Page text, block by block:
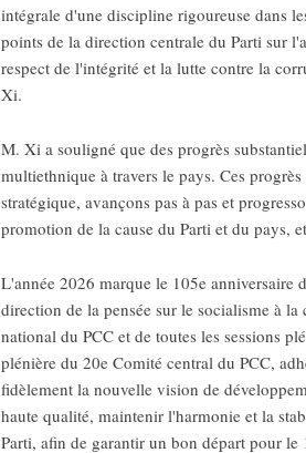
intégrale d'une discipline rigoureuse dans
points de la direction centrale du Parti sur
respect de l'intégrité et la lutte contre la
Xi.
M. Xi a souligné que des progrès
multiethnique à travers le pays. Ces
stratégique, avançons pas à pas et
promotion de la cause du Parti et du pays,
L'année 2026 marque le 105e anniversaire
direction de la pensée sur le socialisme à
national du PCC et de toutes les sessions
plénière du 20e Comité central du PCC,
fidèlement la nouvelle vision de
haute qualité, maintenir l'harmonie et la
Parti, afin de garantir un bon départ pour le